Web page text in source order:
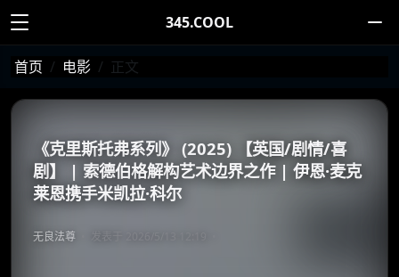
345.COOL
首页 电影 正文
《克里斯托弗系列》 (2025) 【英国/剧情/喜
剧】 | 索德伯格解构艺术边界之作 | 伊恩·麦克
莱恩携手米凯拉·科尔
无良法尊